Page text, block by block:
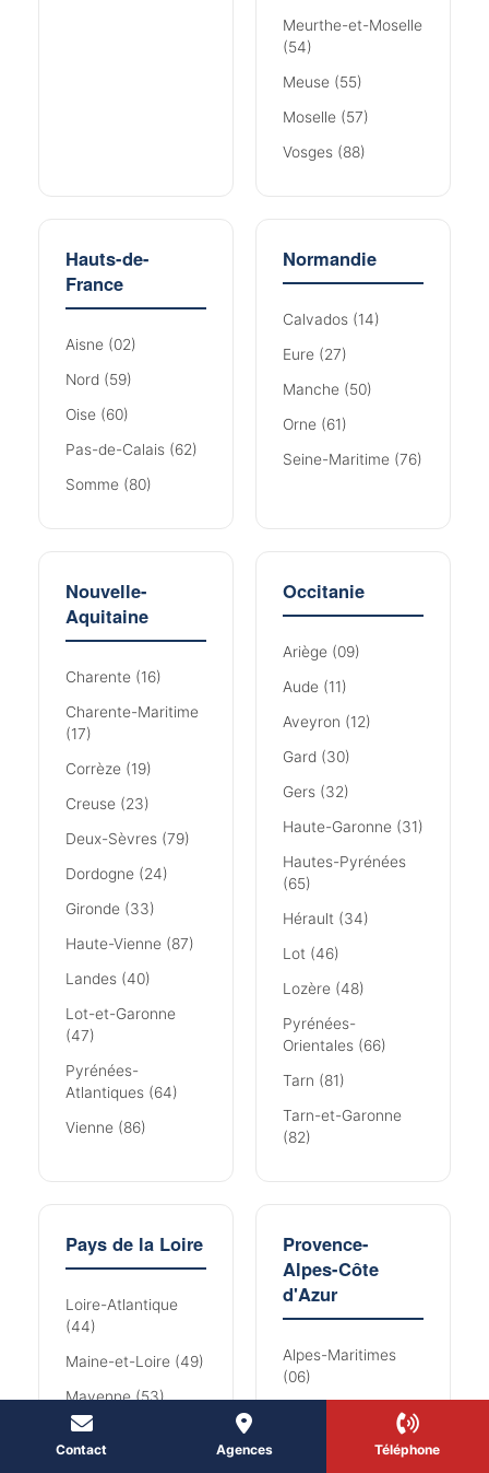
Meurthe-et-Moselle
(54)
Meuse (55)
Moselle (57)
Vosges (88)
Hauts-de-
France
Aisne (02)
Nord (59)
Oise (60)
Pas-de-Calais (62)
Somme (80)
Normandie
Calvados (14)
Eure (27)
Manche (50)
Orne (61)
Seine-Maritime (76)
Nouvelle-
Aquitaine
Charente (16)
Charente-Maritime
(17)
Corrèze (19)
Creuse (23)
Deux-Sèvres (79)
Dordogne (24)
Gironde (33)
Haute-Vienne (87)
Landes (40)
Lot-et-Garonne
(47)
Pyrénées-
Atlantiques (64)
Vienne (86)
Occitanie
Ariège (09)
Aude (11)
Aveyron (12)
Gard (30)
Gers (32)
Haute-Garonne (31)
Hautes-Pyrénées
(65)
Hérault (34)
Lot (46)
Lozère (48)
Pyrénées-
Orientales (66)
Tarn (81)
Tarn-et-Garonne
(82)
Pays de la Loire
Loire-Atlantique
(44)
Maine-et-Loire (49)
Mayenne (53)
Sarthe (72)
Provence-
Alpes-Côte
d'Azur
Alpes-Maritimes
(06)
Alpes-de-Haute-
Contact Agences Téléphone